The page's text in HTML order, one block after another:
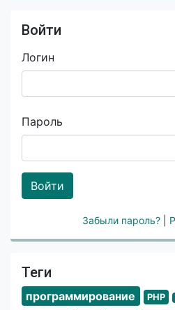
Войти
Логин
Пароль
Войти
Забыли пароль?
Теги
программирование PHP